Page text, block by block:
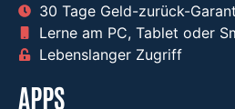
30 Tage Geld-zurück-
Lerne am PC, Tablet oder
Lebenslanger Zugriff ​
APPS